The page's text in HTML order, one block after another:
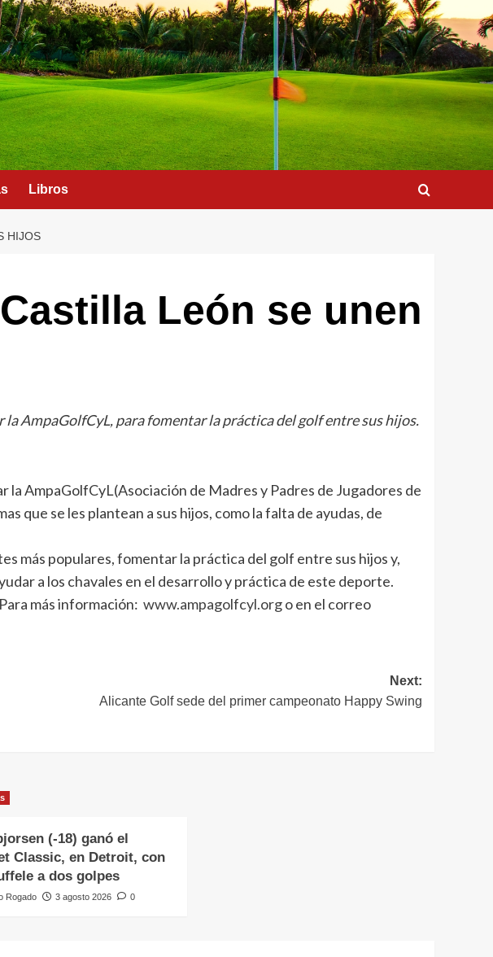
Libros
HIJOS
León se unen
la AmpaGolfCyL, para fomentar la práctica del golf entre sus hijos.
AmpaGolfCyL(Asociación de Madres y Padres de Jugadores de
que se les plantean a sus hijos, como la falta de ayudas, de
más populares, fomentar la práctica del golf entre sus hijos y,
a los chavales en el desarrollo y práctica de este deporte.
más información: www.ampagolfcyl.orgo en el correo
Next:
Alicante Golf sede del primer campeonato Happy Swing
(-18) ganó el
Classic, en Detroit, con
a dos golpes
Rogado 3 agosto 2026 0